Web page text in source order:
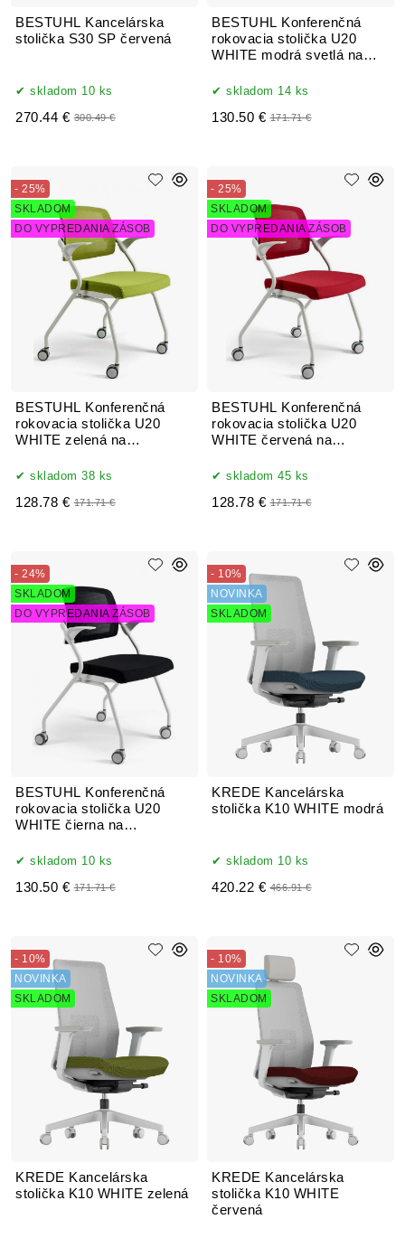
BESTUHL Kancelárska
stolička S30 SP červená
skladom 10 ks
270.44 € 300.49 €
BESTUHL Konferenčná
rokovacia stolička U20
WHITE modrá svetlá na
skladom 14 ks
130.50 € 171.71 €
BESTUHL Konferenčná
rokovacia stolička U20
WHITE zelená na
- 25%
SKLADOM
DO VYPREDANIA ZÁSOB
skladom 38 ks
128.78 € 171.71 €
BESTUHL Konferenčná
rokovacia stolička U20
WHITE červená na
- 25%
SKLADOM
DO VYPREDANIA ZÁSOB
skladom 45 ks
128.78 € 171.71 €
BESTUHL Konferenčná
rokovacia stolička U20
WHITE čierna na
- 24%
SKLADOM
DO VYPREDANIA ZÁSOB
skladom 10 ks
130.50 € 171.71 €
KREDE Kancelárska
stolička K10 WHITE modrá
- 10%
NOVINKA
SKLADOM
skladom 10 ks
420.22 € 466.91 €
KREDE Kancelárska
stolička K10 WHITE zelená
- 10%
NOVINKA
SKLADOM
KREDE Kancelárska
stolička K10 WHITE
červená
- 10%
NOVINKA
SKLADOM